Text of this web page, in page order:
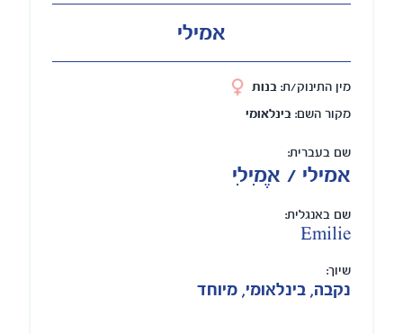
אמילי
מין התינוק/ת: בנות
מקור השם: בינלאומי
שם בעברית:
אמילי / אֶמִילִי
שם באנגלית:
Emilie
שיוך:
נקבה, בינלאומי, מיוחד